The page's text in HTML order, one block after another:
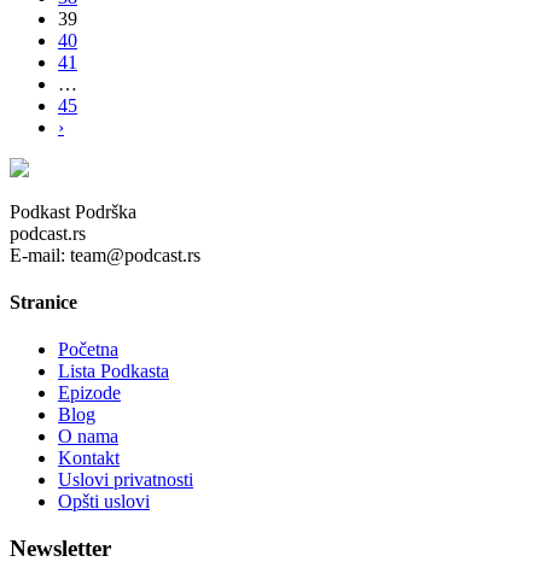
39
40
41
…
45
›
Podkast Podrška
podcast.rs
E-mail: team@podcast.rs
Stranice
Početna
Lista Podkasta
Epizode
Blog
O nama
Kontakt
Uslovi privatnosti
Opšti uslovi
Newsletter